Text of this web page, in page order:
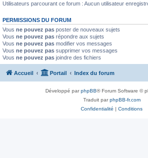
Utilisateurs parcourant ce forum : Aucun utilisateur
PERMISSIONS DU FORUM
Vous ne pouvez pas poster de nouveaux sujets
Vous ne pouvez pas répondre aux sujets
Vous ne pouvez pas modifier vos messages
Vous ne pouvez pas supprimer vos messages
Vous ne pouvez pas joindre des fichiers
Accueil Portail Index du forum
Développé parphpBB® Forum Software ©
Traduit parphpBB-fr.com
Confidentialité | Conditions